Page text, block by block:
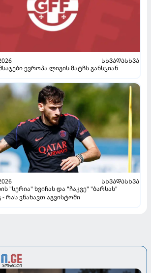
ᲡᲮᲕᲐᲓᲐᲡᲮᲕᲐ
ევროპა ლიგის მატჩს განსჯიან
ᲡᲮᲕᲐᲓᲐᲡᲮᲕᲐ
ხვიჩას და "ჩაკვე" "ბარსას"
რას ვნახავთ აგვისტოში